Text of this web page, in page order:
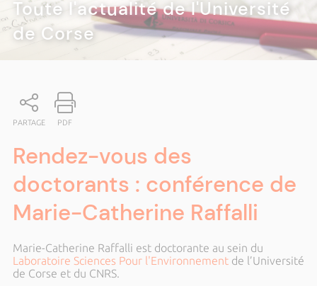
Toute l'actualité de l'Université
de Corse
PARTAGE PDF
Rendez-vous des
doctorants : conférence de
Marie-Catherine Raffalli
Marie-Catherine Raffalli est doctorante au sein du
Laboratoire Sciences Pour l'Environnement de l’Université
de Corse et du CNRS.